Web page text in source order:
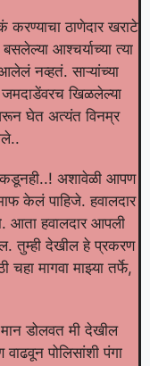
ठाणेदार खराटे
आश्चर्याच्या त्या
नव्हतं. साऱ्यांच्या
खिळलेल्या
घेत अत्यंत विनम्र
अशावेळी आपण
केलं पाहिजे. हवालदार
आता हवालदार आपली
तुम्ही देखील हे प्रकरण
मागवा माझ्या तर्फे,
मान डोलवत मी देखील
पोलिसांशी पंगा